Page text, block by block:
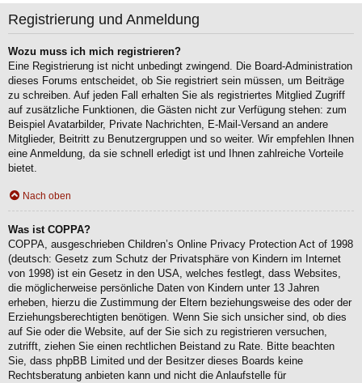
Registrierung und Anmeldung
Wozu muss ich mich registrieren?
Eine Registrierung ist nicht unbedingt zwingend. Die Board-Administration
dieses Forums entscheidet, ob Sie registriert sein müssen, um Beiträge
zu schreiben. Auf jeden Fall erhalten Sie als registriertes Mitglied Zugriff
auf zusätzliche Funktionen, die Gästen nicht zur Verfügung stehen: zum
Beispiel Avatarbilder, Private Nachrichten, E-Mail-Versand an andere
Mitglieder, Beitritt zu Benutzergruppen und so weiter. Wir empfehlen Ihnen
eine Anmeldung, da sie schnell erledigt ist und Ihnen zahlreiche Vorteile
bietet.
Nach oben
Was ist COPPA?
COPPA, ausgeschrieben Children’s Online Privacy Protection Act of 1998
(deutsch: Gesetz zum Schutz der Privatsphäre von Kindern im Internet
von 1998) ist ein Gesetz in den USA, welches festlegt, dass Websites,
die möglicherweise persönliche Daten von Kindern unter 13 Jahren
erheben, hierzu die Zustimmung der Eltern beziehungsweise des oder der
Erziehungsberechtigten benötigen. Wenn Sie sich unsicher sind, ob dies
auf Sie oder die Website, auf der Sie sich zu registrieren versuchen,
zutrifft, ziehen Sie einen rechtlichen Beistand zu Rate. Bitte beachten
Sie, dass phpBB Limited und der Besitzer dieses Boards keine
Rechtsberatung anbieten kann und nicht die Anlaufstelle für